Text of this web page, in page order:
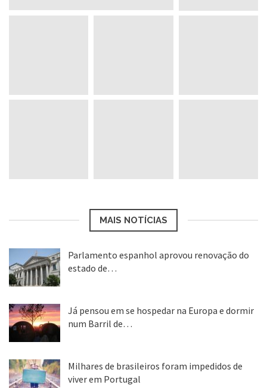
MAIS NOTÍCIAS
Parlamento espanhol aprovou renovação do
estado de…
Já pensou em se hospedar na Europa e dormir
num Barril de…
Milhares de brasileiros foram impedidos de
viver em Portugal